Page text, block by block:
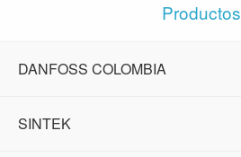
Productos
DANFOSS COLOMBIA
SINTEK